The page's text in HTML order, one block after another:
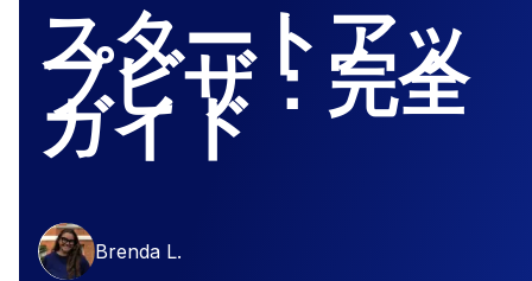
スタートアッ
プビザ：完全
ガイド
Brenda L.